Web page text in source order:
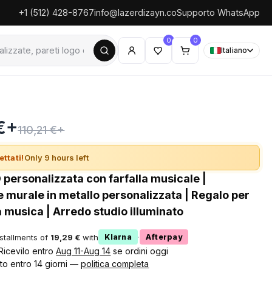
+1 (512) 428-8767info@lazerdizayn.coSupporto WhatsApp
0 0
Italiano
110,21 €+
Only 9 hours left
personalizzata con farfalla musicale |
murale in metallo personalizzata | Regalo per
musica | Arredo studio illuminato
of 19,29 € with Klarna · Afterpay
entroAug 11-Aug 14 se ordini oggi
entro 14 giorni —politica completa